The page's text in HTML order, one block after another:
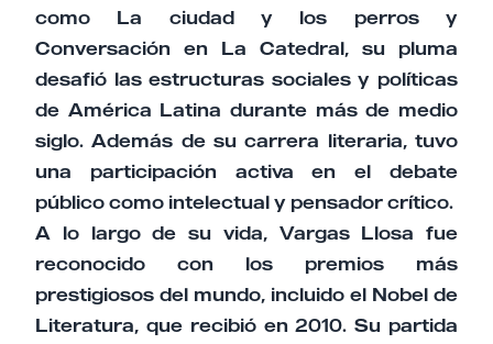
como La ciudad y los perros y
Conversación en La Catedral, su pluma
desafió las estructuras sociales y políticas
de América Latina durante más de medio
siglo. Además de su carrera literaria, tuvo
una participación activa en el debate
público como intelectual y pensador crítico.
A lo largo de su vida, Vargas Llosa fue
reconocido con los premios más
prestigiosos del mundo, incluido el Nobel de
Literatura, que recibió en 2010. Su partida